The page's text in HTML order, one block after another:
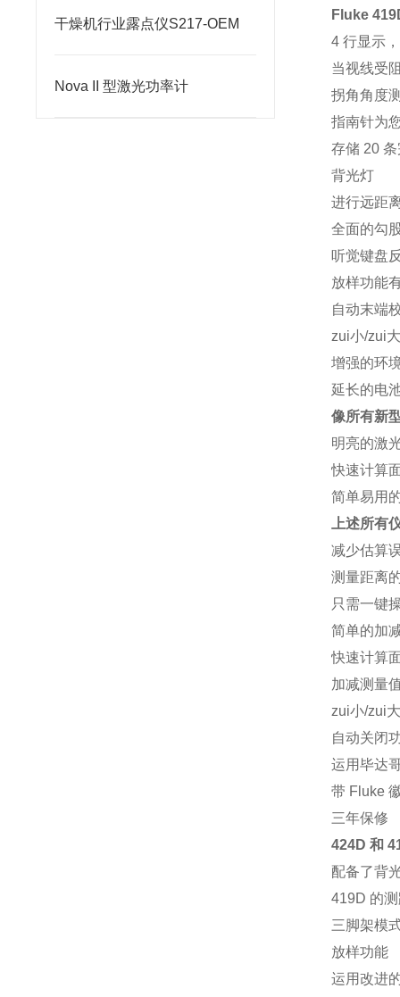
干燥机行业露点仪S217-OEM
Nova II 型激光功率计
Fluke
4 行显示
当视线受
拐角角度
指南针为
存储 20
背光灯
进行远距
全面的勾
听觉键盘
放样功能
自动末端
zui小/zui
增强的环
延长的电
像所有新
明亮的激
快速计算
简单易用
上述所有
减少估算
测量距离
只需一键
简单的加
快速计算
加减测量
zui小/zui
自动关闭
运用毕达
带 Fluke
三年保修
424D 和
配备了背
419D 的
三脚架模
放样功能
运用改进